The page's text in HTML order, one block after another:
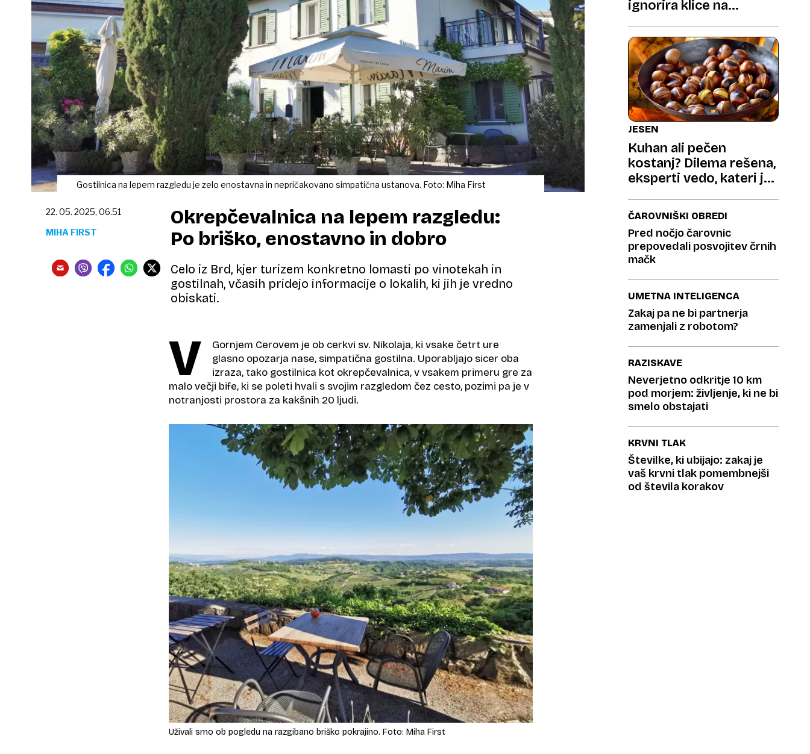
Gostilnica na lepem razgledu je zelo enostavna in nepričakovano simpatična ustanova. Foto: Miha First
Okrepčevalnica na lepem razgledu:
Po briško, enostavno in dobro
Celo iz Brd, kjer turizem konkretno lomasti po vinotekah in
gostilnah, včasih pridejo informacije o lokalih, ki jih je vredno
obiskati.
22. 05. 2025, 06.51
MIHA FIRST
V
Gornjem Cerovem je ob cerkvi sv. Nikolaja, ki vsake četrt ure
glasno opozarja nase, simpatična gostilna. Uporabljajo sicer oba
izraza, tako gostilnica kot okrepčevalnica, v vsakem primeru gre za
malo večji bife, ki se poleti hvali s svojim razgledom čez cesto, pozimi pa je v
notranjosti prostora za kakšnih 20 ljudi.
Uživali smo ob pogledu na razgibano briško pokrajino. Foto: Miha First
ignorira klice na
JESEN
Kuhan ali pečen
kostanj? Dilema rešena,
eksperti vedo, kateri je
ČAROVNIŠKI OBREDI
Pred nočjo čarovnic
prepovedali posvojitev črnih
mačk
UMETNA INTELIGENCA
Zakaj pa ne bi partnerja
zamenjali z robotom?
RAZISKAVE
Neverjetno odkritje 10 km
pod morjem: življenje, ki ne bi
smelo obstajati
KRVNI TLAK
Številke, ki ubijajo: zakaj je
vaš krvni tlak pomembnejši
od števila korakov